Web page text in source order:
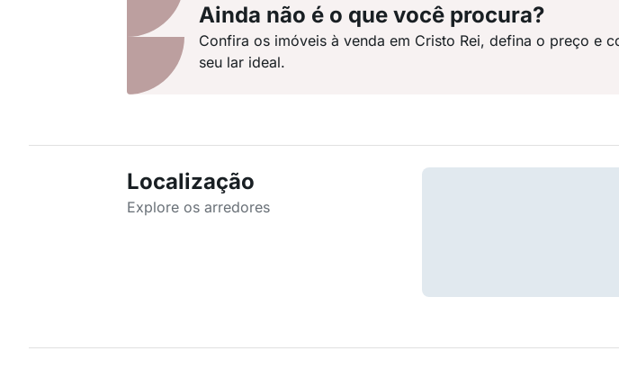
Ainda não é o que você procura?
Confira os imóveis à venda em Cristo Rei, defina o preço e
seu lar ideal.
Localização
Explore os arredores